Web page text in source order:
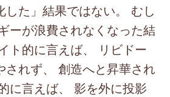
した」結果ではない。 むし
ーが浪費されなくなった結
ト的に言えば、 リビドー
されず、 創造へと昇華され
に言えば、 影を外に投影